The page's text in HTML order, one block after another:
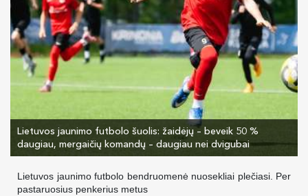
Lietuvos jaunimo futbolo šuolis: žaidėjų – beveik 50 %
daugiau, mergaičių komandų – daugiau nei dvigubai
Lietuvos jaunimo futbolo bendruomenė nuosekliai plečiasi. Per
pastaruosius penkerius metus